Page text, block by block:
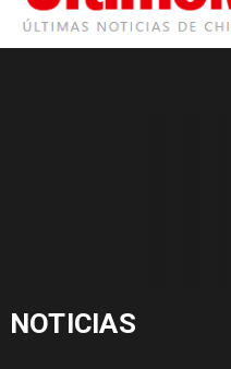
NOTICIAS